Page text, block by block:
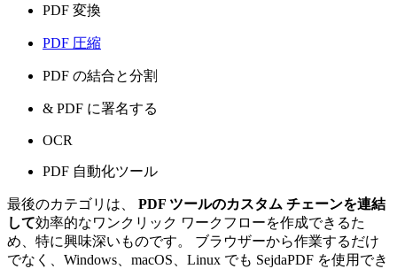
PDF 変換
PDF 圧縮
PDF の結合と分割
& PDF に署名する
OCR
PDF 自動化ツール
最後のカテゴリは、 PDF ツールのカスタム チェーンを連結
して効率的なワンクリック ワークフローを作成できるた
め、特に興味深いものです。 ブラウザーから作業するだけ
でなく、Windows、macOS、Linux でも SejdaPDF を使用でき